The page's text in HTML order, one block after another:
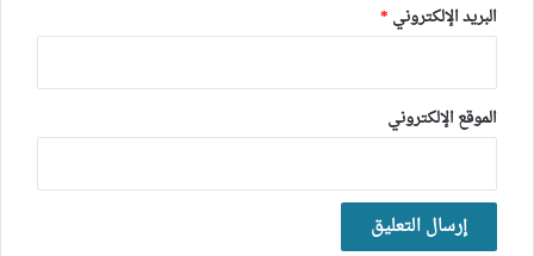
البريد الإلكتروني *
الموقع الإلكتروني